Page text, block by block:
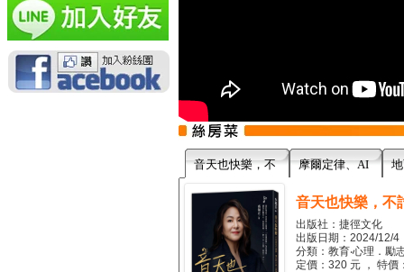
音天也快樂，不 摩爾定律、AI
音天也快樂，不
出版社：捷徑文化
出版日期：2024/12/4
分類：教育‧心理．勵
定價：320 元 ， 特價